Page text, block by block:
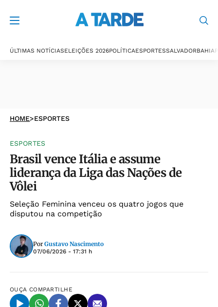
ÚLTIMAS NOTÍCIASELEIÇÕES 2026POLÍTICAESPORTESSALVADORBAHIA
HOME>ESPORTES
ESPORTES
Brasil vence Itália e assume
liderança da Liga das Nações de
Vôlei
Seleção Feminina venceu os quatro jogos que
disputou na competição
Por Gustavo Nascimento
07/06/2026 - 17:31 h
OUÇA COMPARTILHE